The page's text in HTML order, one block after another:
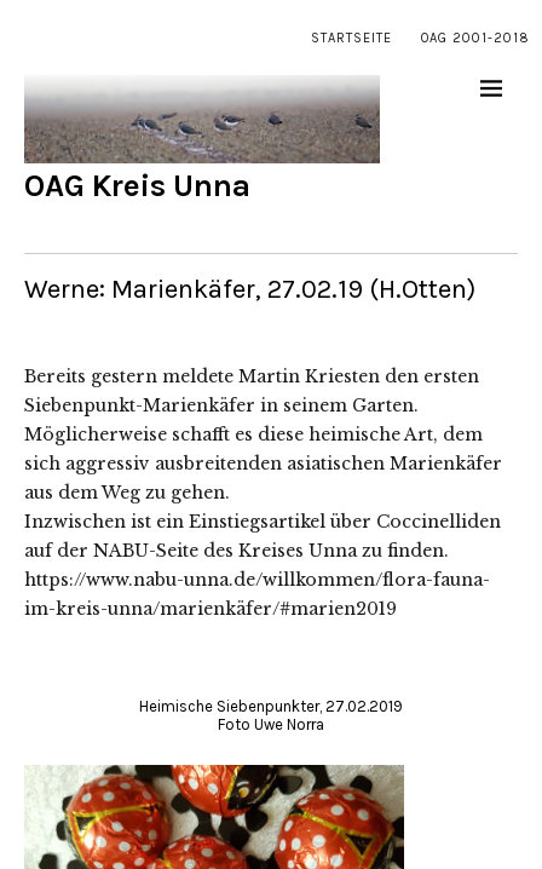
STARTSEITE OAG 2001-2018
OAG Kreis Unna
Werne: Marienkäfer, 27.02.19 (H.Otten)
Bereits gestern meldete Martin Kriesten den ersten
Siebenpunkt-Marienkäfer in seinem Garten.
Möglicherweise schafft es diese heimische Art, dem
sich aggressiv ausbreitenden asiatischen Marienkäfer
aus dem Weg zu gehen.
Inzwischen ist ein Einstiegsartikel über Coccinelliden
auf der NABU-Seite des Kreises Unna zu finden.
https://www.nabu-unna.de/willkommen/flora-fauna-
im-kreis-unna/marienkäfer/#marien2019
Heimische Siebenpunkter, 27.02.2019
Foto Uwe Norra